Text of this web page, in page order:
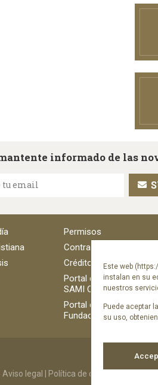
Este web
instalan en su
nuestros
Puede aceptar
su uso,
informado de las
tu email
Permisos
Contratación
Créditos
Portal del empleado
SAMI Catedral
Portal del empleado
Fundación Catedral
Aviso legal | Política de cookies